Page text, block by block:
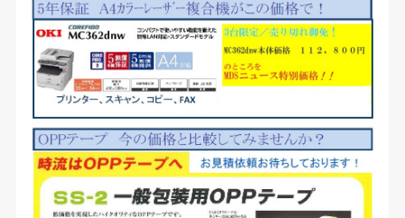
リフレッシュバッテリー
フォークリフトリフレッシュバッテリー
フォークde電力変換器100V
組電池
リサイクルトナー